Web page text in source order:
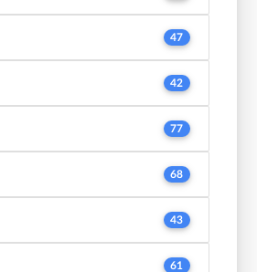
47
42
77
68
43
61